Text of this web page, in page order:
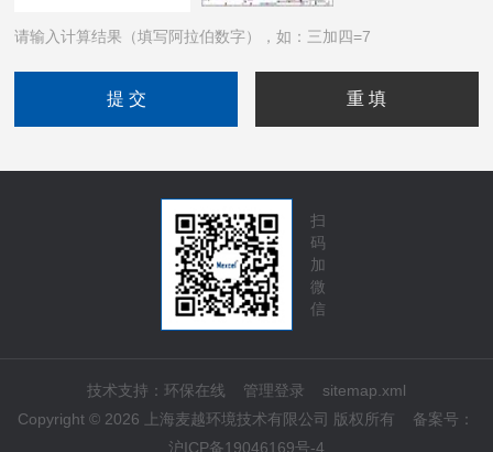
请输入计算结果（填写阿拉伯数字），如：三加四=7
扫
码
加
微
信
技术支持： 环保在线 管理登录
sitemap.xml
Copyright © 2026 上海麦越环境技术有限公司 版权所有 备案号：
沪ICP备19046169号-4